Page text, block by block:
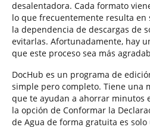
desalentadora. Cada formato
lo que frecuentemente resulta en
la dependencia de descargas de
evitarlas. Afortunadamente, hay
que este proceso sea más
DocHub es un programa de
simple pero completo. Tiene una
que te ayudan a ahorrar minutos
la opción de Conformar la
de Agua de forma gratuita es